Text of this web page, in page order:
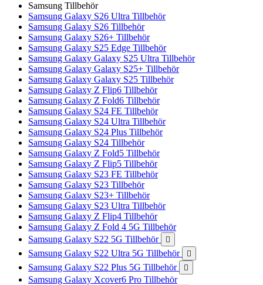
Samsung Tillbehör
Samsung Galaxy S26 Ultra Tillbehör
Samsung Galaxy S26 Tillbehör
Samsung Galaxy S26+ Tillbehör
Samsung Galaxy S25 Edge Tillbehör
Samsung Galaxy Galaxy S25 Ultra Tillbehör
Samsung Galaxy Galaxy S25+ Tillbehör
Samsung Galaxy Galaxy S25 Tillbehör
Samsung Galaxy Z Flip6 Tillbehör
Samsung Galaxy Z Fold6 Tillbehör
Samsung Galaxy S24 FE Tillbehör
Samsung Galaxy S24 Ultra Tillbehör
Samsung Galaxy S24 Plus Tillbehör
Samsung Galaxy S24 Tillbehör
Samsung Galaxy Z Fold5 Tillbehör
Samsung Galaxy Z Flip5 Tillbehör
Samsung Galaxy S23 FE Tillbehör
Samsung Galaxy S23 Tillbehör
Samsung Galaxy S23+ Tillbehör
Samsung Galaxy S23 Ultra Tillbehör
Samsung Galaxy Z Flip4 Tillbehör
Samsung Galaxy Z Fold 4 5G Tillbehör
Samsung Galaxy S22 5G Tillbehör

Samsung Galaxy S22 Ultra 5G Tillbehör 
Samsung Galaxy S22 Plus 5G Tillbehör 
Samsung Galaxy Xcover6 Pro Tillbehör